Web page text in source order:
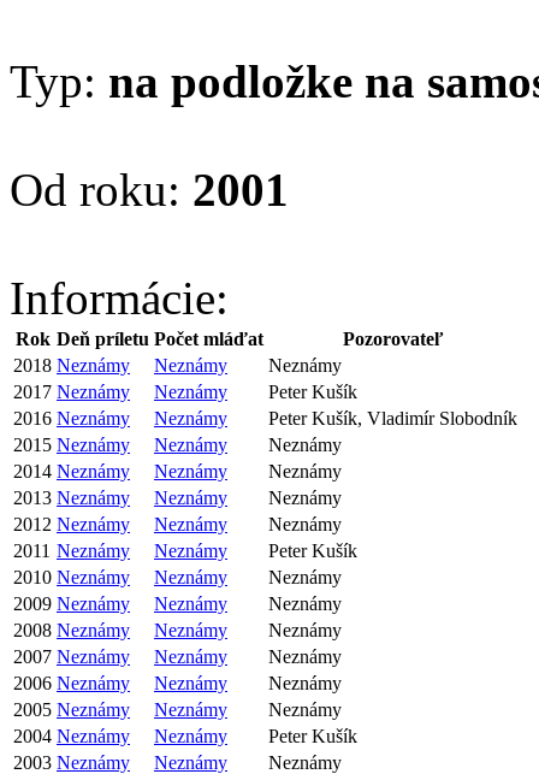
Typ: na podložke na
Od roku: 2001
Informácie:
Rok Deň príletu Počet mláďat
Pozorovateľ
2018 Neznámy Neznámy
Neznámy
2017 Neznámy Neznámy
Peter Kušík
2016 Neznámy Neznámy
Peter Kušík, Vladimír Slobodník
2015 Neznámy Neznámy
Neznámy
2014 Neznámy Neznámy
Neznámy
2013 Neznámy Neznámy
Neznámy
2012 Neznámy Neznámy
Neznámy
2011 Neznámy Neznámy
Peter Kušík
2010 Neznámy Neznámy
Neznámy
2009 Neznámy Neznámy
Neznámy
2008 Neznámy Neznámy
Neznámy
2007 Neznámy Neznámy
Neznámy
2006 Neznámy Neznámy
Neznámy
2005 Neznámy Neznámy
Neznámy
2004 Neznámy Neznámy
Peter Kušík
2003 Neznámy Neznámy
Neznámy